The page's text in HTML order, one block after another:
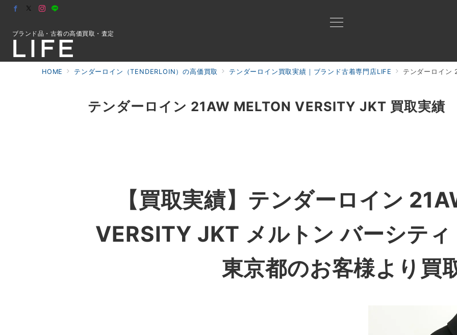
ブランド品・古着の高価買取・査定
HOME テンダーロイン（TENDERLOIN）の高価買取 テンダーロイン買取実績｜ブランド古着専門店LIFE テンダーロイン
テンダーロイン 21AW MELTON VERSITY JKT 買取実績
【買取実績】 テンダーロイン
VERSITY JKT メルトン バーシテ
東京都のお客様より買